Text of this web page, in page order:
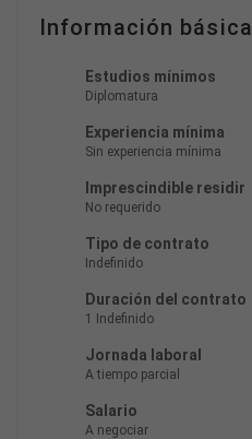
Información básica
Estudios mínimos
Diplomatura
Experiencia mínima
Sin experiencia mínima
Imprescindible residir
No requerido
Tipo de contrato
Indefinido
Duración del contrato
1 Indefinido
Jornada laboral
A tiempo parcial
Salario
A negociar